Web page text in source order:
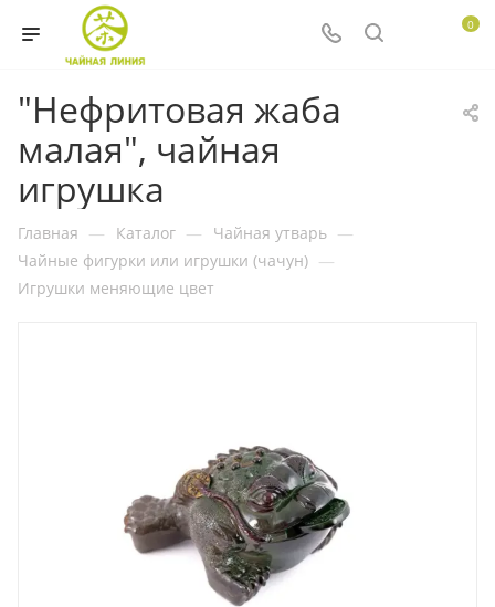
0
"Нефритовая жаба
малая", чайная
игрушка
Главная — Каталог — Чайная утварь —
Чайные фигурки или игрушки (чачун) —
Игрушки меняющие цвет